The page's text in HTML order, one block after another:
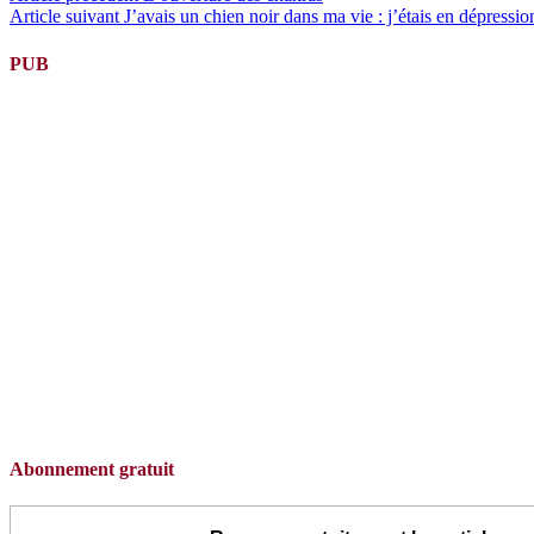
la
suite
Article suivant J’avais un chien noir dans ma vie : j’étais en
PUB
Abonnement gratuit